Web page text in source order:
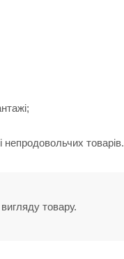
непродовольчих товарів.
товару.